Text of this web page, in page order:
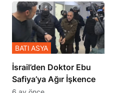
İsrail’den Doktor Ebu
Safiya’ya Ağır İşkence
BATI ASYA
6 ay önce